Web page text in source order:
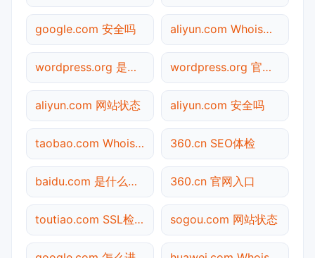
google.com 安全吗 aliyun.com Whois查询
wordpress.org 是什么网站 wordpress.org 官网入口
aliyun.com 网站状态 aliyun.com 安全吗
taobao.com Whois查询 360.cn SEO体检
baidu.com 是什么网站 360.cn 官网入口
toutiao.com SSL检测 sogou.com 网站状态